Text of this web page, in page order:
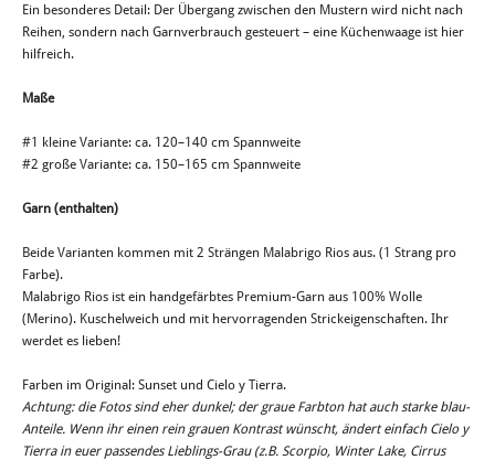
Ein besonderes Detail: Der Übergang zwischen den Mustern wird nicht nach
Reihen, sondern nach Garnverbrauch gesteuert – eine Küchenwaage ist hier
hilfreich.
Maße
#1 kleine Variante: ca. 120–140 cm Spannweite
#2 große Variante: ca. 150–165 cm Spannweite
Garn (enthalten)
Beide Varianten kommen mit 2 Strängen Malabrigo Rios aus. (1 Strang pro
Farbe).
Malabrigo Rios ist ein handgefärbtes Premium-Garn aus 100% Wolle
(Merino). Kuschelweich und mit hervorragenden Strickeigenschaften. Ihr
werdet es lieben!
Farben im Original: Sunset und Cielo y Tierra.
Achtung: die Fotos sind eher dunkel; der graue Farbton hat auch starke blau-
Anteile. Wenn ihr einen rein grauen Kontrast wünscht, ändert einfach Cielo y
Tierra in euer passendes Lieblings-Grau (z.B. Scorpio, Winter Lake, Cirrus